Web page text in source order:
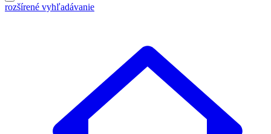
rozšírené vyhľadávanie